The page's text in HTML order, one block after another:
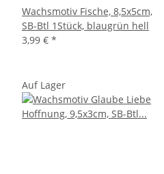
Wachsmotiv Fische, 8,5x5cm,
SB-Btl 1Stück, blaugrün hell
3,99 € *
Auf Lager